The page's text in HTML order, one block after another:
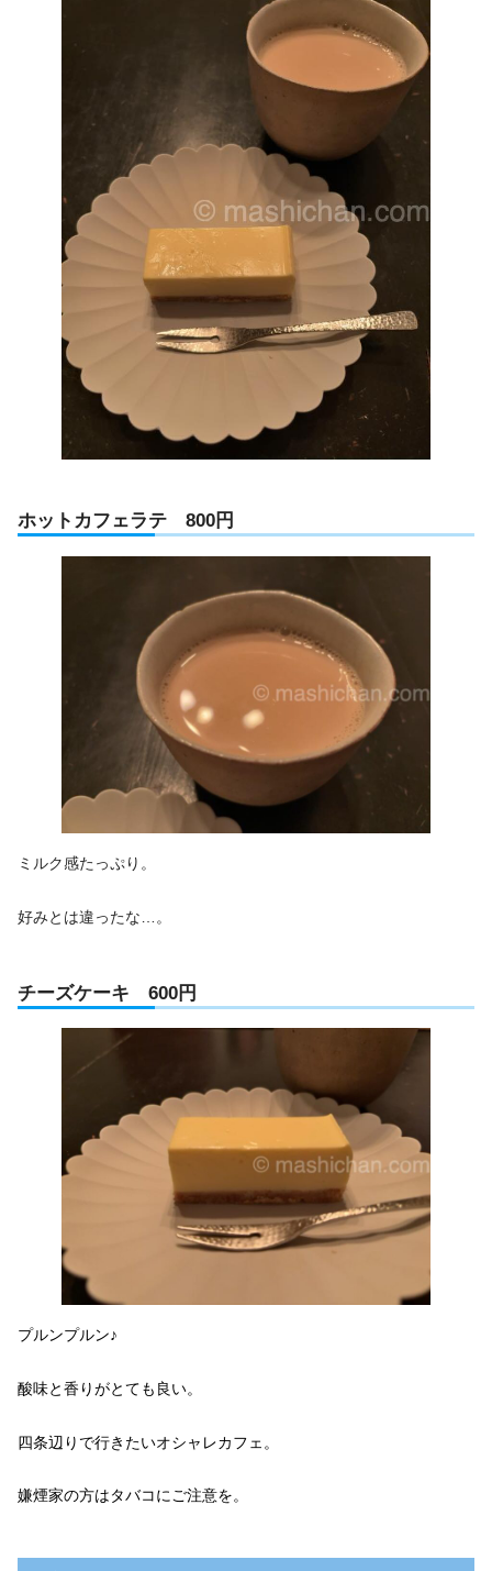
ホットカフェラテ 800円
ミルク感たっぷり。
好みとは違ったな…。
チーズケーキ 600円
プルンプルン♪
酸味と香りがとても良い。
四条辺りで行きたいオシャレカフェ。
嫌煙家の方はタバコにご注意を。